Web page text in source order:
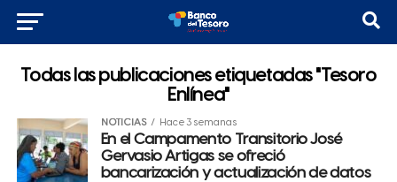
Todas las publicaciones etiquetadas "Tesoro
Enlínea"
NOTICIAS Hace 3 semanas
En el Campamento Transitorio José
Gervasio Artigas se ofreció
bancarización y actualización de datos